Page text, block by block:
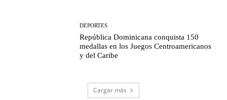
DEPORTES
República Dominicana conquista 150
medallas en los Juegos Centroamericanos
y del Caribe
Cargar más